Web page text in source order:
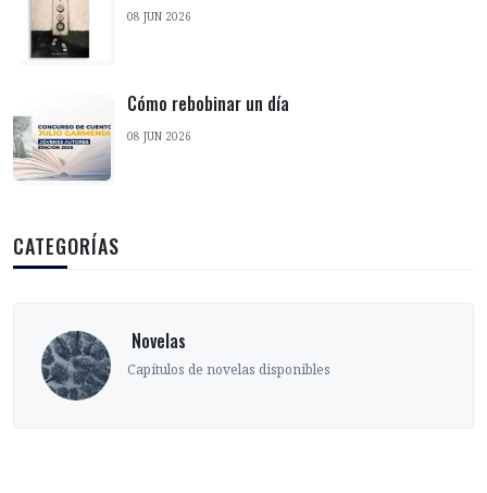
08 JUN 2026
Cómo rebobinar un día
08 JUN 2026
CATEGORÍAS
‎ Novelas
Capítulos de novelas disponibles